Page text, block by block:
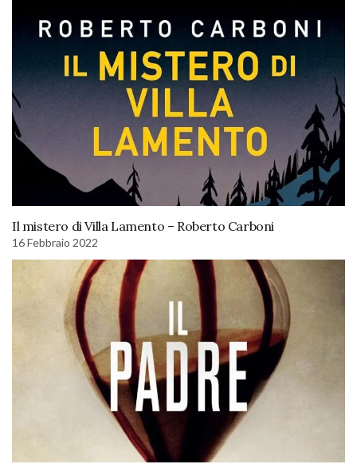
Il mistero di Villa Lamento – Roberto Carboni
16 Febbraio 2022